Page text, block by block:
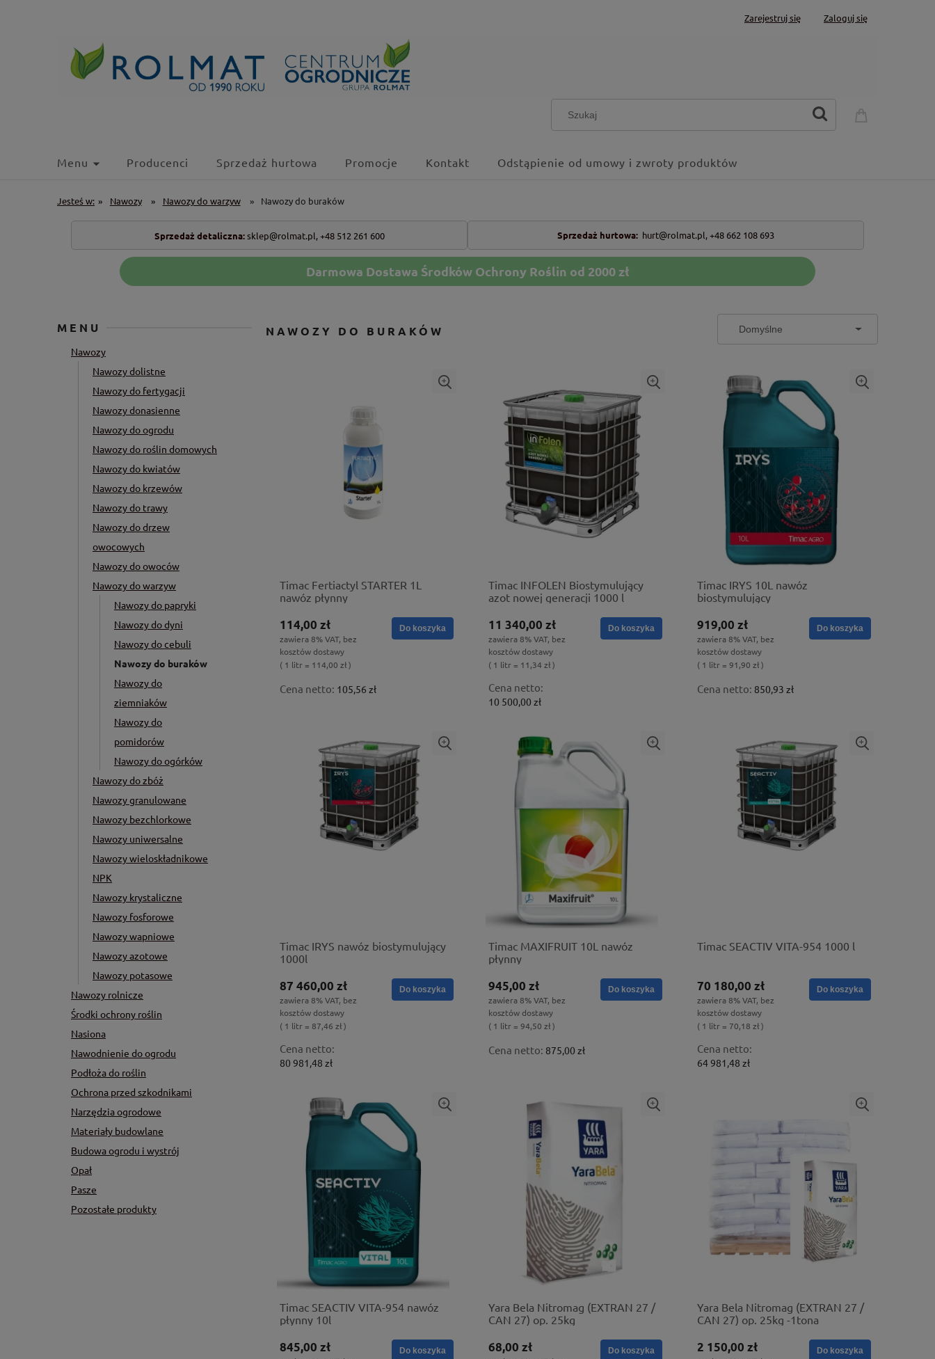
Zarejestruj się Zaloguj się
Menu Producenci Sprzedaż hurtowa Promocje Kontakt Odstąpienie od umowy i zwroty produktów
Jesteś w: » Nawozy » Nawozy do warzyw » Nawozy do buraków
Sprzedaż detaliczna: sklep@rolmat.pl, +48 512 261 600 Sprzedaż hurtowa: hurt@rolmat.pl,+48 662 108 693
Darmowa Dostawa Środków Ochrony Roślin od 2000 zł
MENU
Nawozy
Nawozy dolistne
Nawozy do fertygacji
Nawozy donasienne
Nawozy do ogrodu
Nawozy do roślin domowych
Nawozy do kwiatów
Nawozy do krzewów
Nawozy do trawy
Nawozy do drzew
owocowych
Nawozy do owoców
Nawozy do warzyw
Nawozy do papryki
Nawozy do dyni
Nawozy do cebuli
Nawozy do buraków
Nawozy do
ziemniaków
Nawozy do
pomidorów
Nawozy do ogórków
Nawozy do zbóż
Nawozy granulowane
Nawozy bezchlorkowe
Nawozy uniwersalne
Nawozy wieloskładnikowe
NPK
Nawozy krystaliczne
Nawozy fosforowe
Nawozy wapniowe
Nawozy azotowe
Nawozy potasowe
Nawozy rolnicze
Środki ochrony roślin
Nasiona
Nawodnienie do ogrodu
Podłoża do roślin
Ochrona przed szkodnikami
Narzędzia ogrodowe
Materiały budowlane
Budowa ogrodu i wystrój
Opał
Pasze
Pozostałe produkty
NAWOZY DO BURAKÓW
Timac Fertiactyl STARTER 1L
nawóz płynny
114,00 zł
zawiera 8% VAT, bez
kosztów dostawy
( 1 litr = 114,00 zł )
Cena netto: 105,56 zł
Do koszyka
Timac INFOLEN Biostymulujący
azot nowej generacji 1000 l
11 340,00 zł
zawiera 8% VAT, bez
kosztów dostawy
( 1 litr = 11,34 zł )
Cena netto:
10 500,00 zł
Do koszyka
Timac IRYS 10L nawóz
biostymulujący
919,00 zł
zawiera 8% VAT, bez
kosztów dostawy
( 1 litr = 91,90 zł )
Cena netto: 850,93 zł
Do koszyka
Timac IRYS nawóz biostymulujący
1000l
87 460,00 zł
zawiera 8% VAT, bez
kosztów dostawy
( 1 litr = 87,46 zł )
Cena netto:
80 981,48 zł
Do koszyka
Timac MAXIFRUIT 10L nawóz
płynny
945,00 zł
zawiera 8% VAT, bez
kosztów dostawy
( 1 litr = 94,50 zł )
Cena netto: 875,00 zł
Do koszyka
Timac SEACTIV VITA-954 1000 l
70 180,00 zł
zawiera 8% VAT, bez
kosztów dostawy
( 1 litr = 70,18 zł )
Cena netto:
64 981,48 zł
Do koszyka
Timac SEACTIV VITA-954 nawóz
płynny 10l
845,00 zł Do koszyka
Yara Bela Nitromag (EXTRAN 27 /
CAN 27) op. 25kg
68,00 zł Do koszyka
Yara Bela Nitromag (EXTRAN 27 /
CAN 27) op. 25kg -1tona
2 150,00 zł Do koszyka